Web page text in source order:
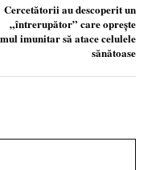
Cercetătorii au descoperit un
„întrerupător” care oprește
imunitar să atace celulele
sănătoase